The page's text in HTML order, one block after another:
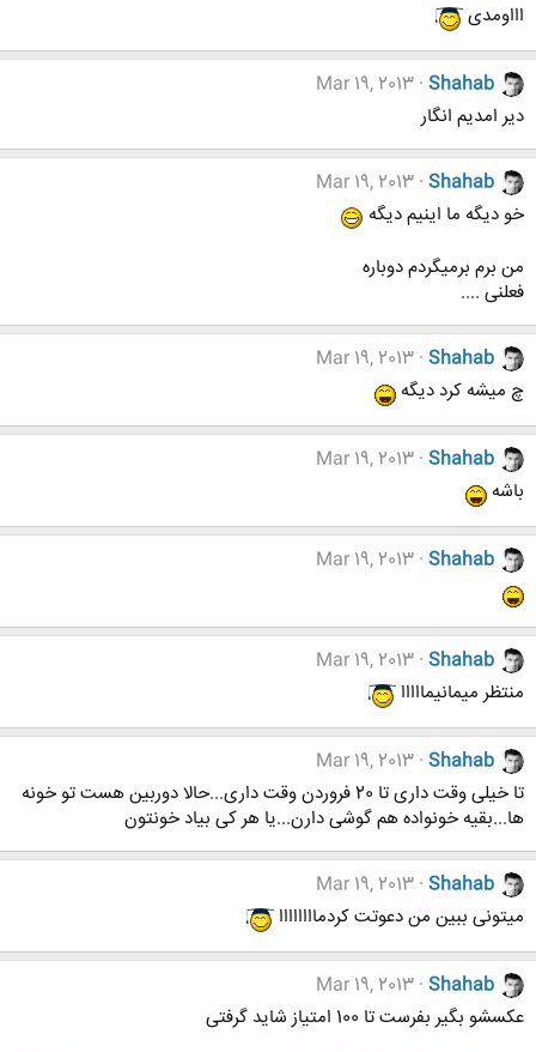
اااومدی
Shahab
Mar 19, 2013
دیر امدیم انگار
Shahab
Mar 19, 2013
خو دیگه ما اینیم دیگه
من برم برمیگردم دوباره
فعلنی ....
Shahab
Mar 19, 2013
چ میشه کرد دیگه
Shahab
Mar 19, 2013
باشه
Shahab
Mar 19, 2013
Shahab
Mar 19, 2013
منتظر میمانیمااااا
Shahab
Mar 19, 2013
تا خیلی وقت داری تا 20 فروردن وقت داری...حالا دوربین هست تو خونه
ها...بقیه خونواده هم گوشی دارن...یا هر کی بیاد خونتون
Shahab
Mar 19, 2013
میتونی ببین من دعوتت کردماااااااا
Shahab
Mar 19, 2013
عکسشو بگیر بفرست تا 100 امتیاز شاید گرفتی